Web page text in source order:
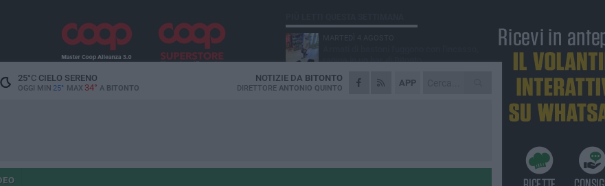
25°CCIELO SERENO
OGGI MIN 25° MAX 34° A BITONTO
APP
NOTIZIE DA BITONTO
DIRETTORE ANTONIO QUINTO
rapina in un bar di Bitonto
VENERDÌ 31 LUGLIO
Furti d'auto, scoperta la banda tra Bitonto e
Fratelli d'Italia Bitonto: «Vicinanza alla